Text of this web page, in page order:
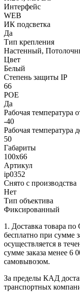
Интерфейс
WEB
ИК подсветка
Да
Тип крепления
Настенный,
Цвет
Белый
Степень защиты IP
66
POE
Да
Рабочая температура
-40
Рабочая температура
50
Габариты
100х66
Артикул
ip0352
Снято с производства
Нет
Тип объектива
Фиксированный
1. Доставка товара по
бесплатно при сумме
осуществляется в
сумме заказа менее 6
самовывозом.
За пределы КАД
транспортных